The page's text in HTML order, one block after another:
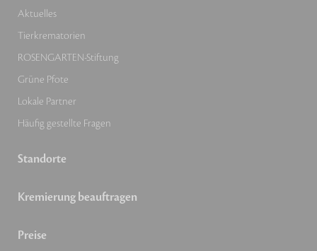
Aktuelles
Tierkrematorien
ROSENGARTEN-Stiftung
Grüne Pfote
Lokale Partner
Häufig gestellte Fragen
Standorte
Kremierung beauftragen
Preise